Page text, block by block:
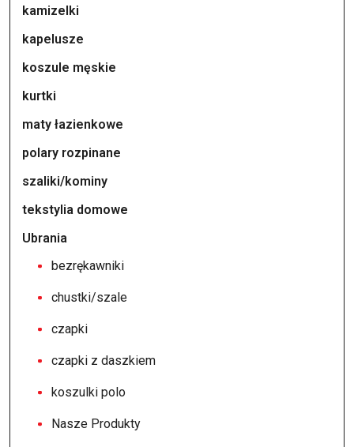
kamizelki
kapelusze
koszule męskie
kurtki
maty łazienkowe
polary rozpinane
szaliki/kominy
tekstylia domowe
Ubrania
bezrękawniki
chustki/szale
czapki
czapki z daszkiem
koszulki polo
Nasze Produkty